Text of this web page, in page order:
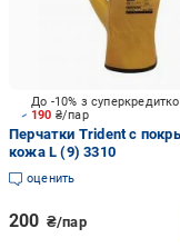
190 ₴/пар
Перчатки Trident с
кожа L (9) 3310
оценить
200 ₴/пар